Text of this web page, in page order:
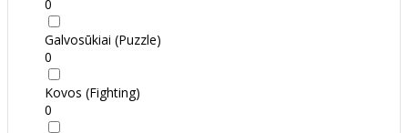
0
Galvosūkiai (Puzzle)
0
Kovos (Fighting)
0